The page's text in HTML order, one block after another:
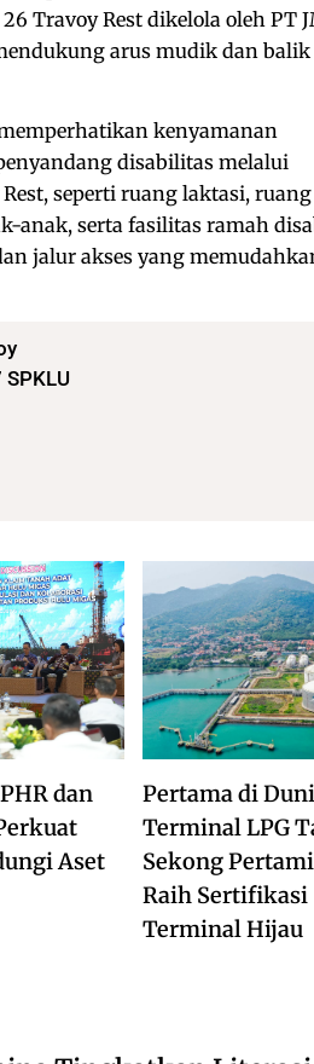
Travoy Rest dikelola oleh PT
arus mudik dan balik
kenyamanan
disabilitas melalui
seperti ruang laktasi,
anak, serta fasilitas ramah
jalur akses yang
dan
Aset
Pertama di
Terminal LPG
Sekong
Raih Sertifikasi
Terminal Hijau